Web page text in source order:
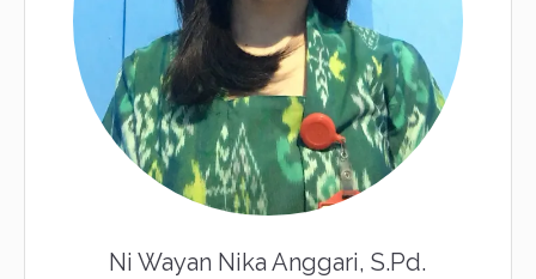
Ni Wayan Nika Anggari, S.Pd.